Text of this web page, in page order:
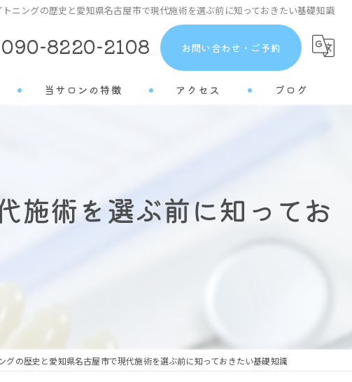
トニングの歴史と愛知県名古屋市で現代施術を選ぶ前に知っておきたい基礎知識
090-8220-2108 お問い合わせ・ご予約
当サロンの特徴
分割払い
アクセス ブログ
施術を選ぶ前に知ってお
グの歴史と愛知県名古屋市で現代施術を選ぶ前に知っておきたい基礎知識